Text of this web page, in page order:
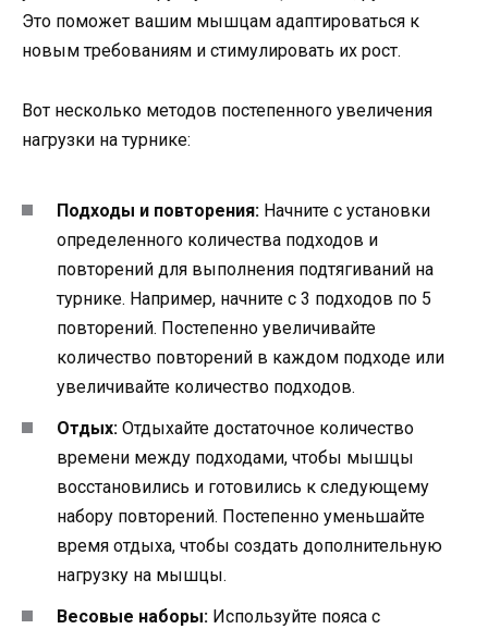
Это поможет вашим мышцам адаптироваться к
новым требованиям и стимулировать их рост.
Вот несколько методов постепенного увеличения
нагрузки на турнике:
Подходы и повторения: Начните с установки
определенного количества подходов и
повторений для выполнения подтягиваний на
турнике. Например, начните с 3 подходов по 5
повторений. Постепенно увеличивайте
количество повторений в каждом подходе или
увеличивайте количество подходов.
Отдых: Отдыхайте достаточное количество
времени между подходами, чтобы мышцы
восстановились и готовились к следующему
набору повторений. Постепенно уменьшайте
время отдыха, чтобы создать дополнительную
нагрузку на мышцы.
Весовые наборы: Используйте пояса с